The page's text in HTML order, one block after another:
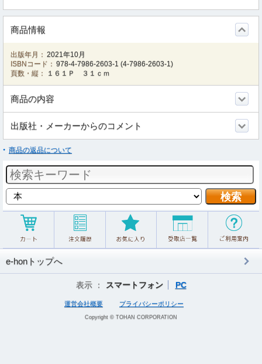
商品情報
出版年月： 2021年10月
ISBNコード： 978-4-7986-2603-1 (4-7986-2603-1)
頁数・縦：
１６１Ｐ ３１ｃｍ
商品の内容
出版社・メーカーからのコメント
商品の返品について
e-honトップへ
表示 ： スマートフォン PC
運営会社概要 プライバシーポリシー
Copyright © TOHAN CORPORATION